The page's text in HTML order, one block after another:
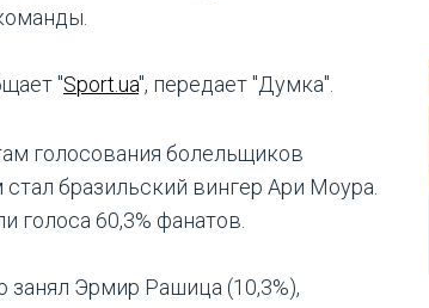
"Sport.ua", передает "Думка".
голосования болельщиков
бразильский вингер Ари Моура.
голоса 60,3% фанатов.
занял Эрмир Рашица (10,3%),